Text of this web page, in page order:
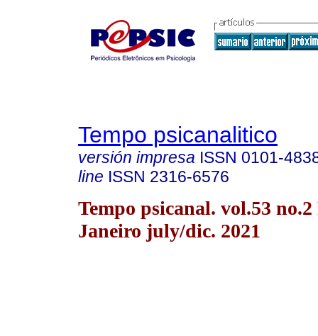
Tempo psicanalitico
versión impresa ISSN 0101-
line ISSN 2316-6576
Tempo psicanal. vol.53 no.2
Janeiro july/dic. 2021